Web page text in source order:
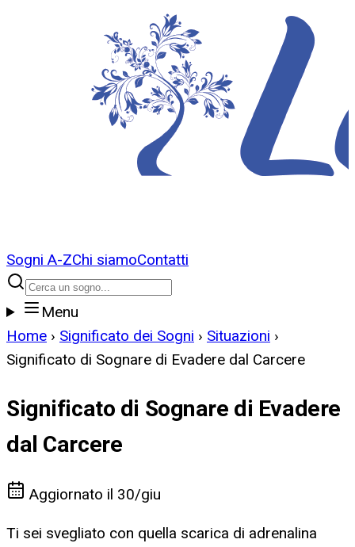
Sogni A-ZChi siamoContatti
Menu
Home › Significato dei Sogni › Situazioni ›
Significato di Sognare di Evadere dal Carcere
Significato di Sognare di Evadere
dal Carcere
Aggiornato il 30/giu
Ti sei svegliato con quella scarica di adrenalina